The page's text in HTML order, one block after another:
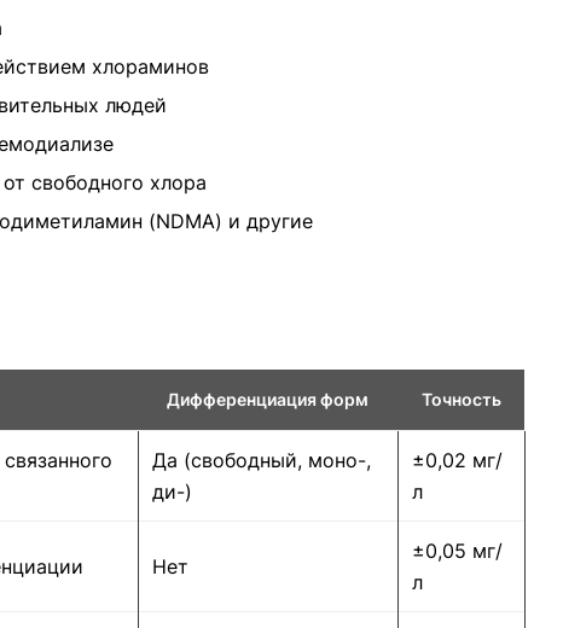
хлораминов
людей
свободного хлора
(NDMA) и другие
Дифференциация форм Точность
Да (свободный, моно-,
ди-)
±0,02 мг/
л
Нет
±0,05 мг/
л